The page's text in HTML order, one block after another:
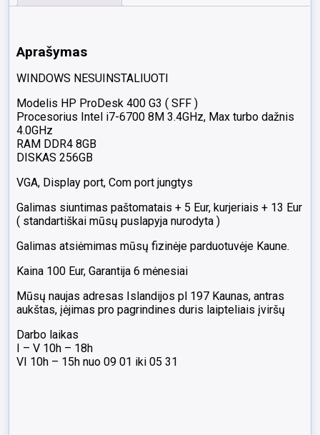
Display
Com
jungtys
Aprašymas
WINDOWS NESUINSTALIUOTI
Modelis HP ProDesk 400 G3 ( SFF )
Procesorius Intel i7-6700 8M 3.4GHz, Max turbo dažnis
4.0GHz
RAM DDR4 8GB
DISKAS 256GB
VGA, Display port, Com port jungtys
Galimas siuntimas paštomatais + 5 Eur, kurjeriais + 13 Eur
( standartiškai mūsų puslapyja nurodyta )
Galimas atsiėmimas mūsų fizinėje parduotuvėje Kaune.
Kaina 100 Eur, Garantija 6 mėnesiai
Mūsų naujas adresas Islandijos pl 197 Kaunas, antras
aukštas, įėjimas pro pagrindines duris laipteliais įviršų
Darbo laikas
I – V 10h – 18h
VI 10h – 15h nuo 09 01 iki 05 31